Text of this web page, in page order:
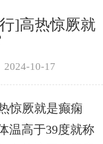
]高热惊厥就
2024-10-17
惊厥就是癫痫
温高于39度就称